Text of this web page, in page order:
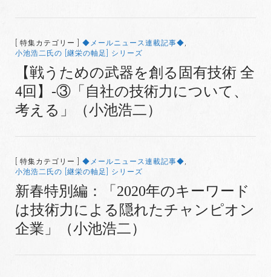
[ 特集カテゴリー ] ◆メールニュース連載記事◆
小池浩二氏の [継栄の軸足] シリーズ
【戦うための武器を創る固有技術 全
4回】-③「自社の技術力について、
考える」（小池浩二）
[ 特集カテゴリー ] ◆メールニュース連載記事◆
小池浩二氏の [継栄の軸足] シリーズ
新春特別編：「2020年のキーワード
は技術力による隠れたチャンピオン
企業」（小池浩二）